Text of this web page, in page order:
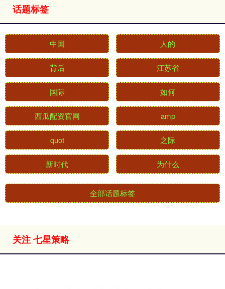
话题标签
中国 人的
背后 江苏省
国际 如何
西瓜配资官网 amp
quot 之际
新时代 为什么
全部话题标签
关注 七星策略